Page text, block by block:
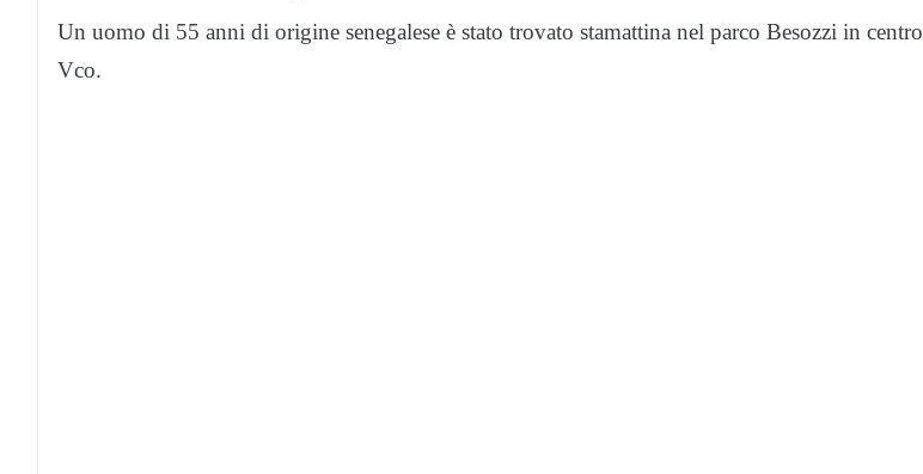
Un uomo di 55 anni di origine senegalese è stato trovato stamattina nel parco Besozzi in
Vco.